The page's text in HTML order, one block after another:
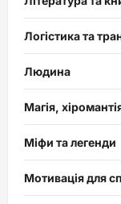
Логістика та
Людина
Магія,
Міфи та легенди
Мотивація для